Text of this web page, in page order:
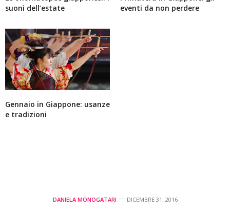
suoni dell’estate
eventi da non perdere
Gennaio in Giappone: usanze
e tradizioni
DANIELA MONOGATARI DICEMBRE 31, 2016